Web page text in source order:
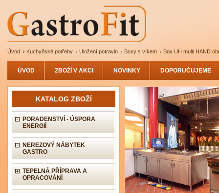
Úvod Kuchyňské potřeby Uložení potravin Boxy s víkem Box UH multi HAND
ÚVOD ZBOŽÍ V AKCI NOVINKY DOPORUČUJEME
KATALOG ZBOŽÍ
PORADENSTVÍ - ÚSPORA
ENERGIÍ
NEREZOVÝ NÁBYTEK
GASTRO
TEPELNÁ PŘÍPRAVA A
OPRACOVÁNÍ